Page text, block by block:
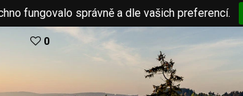
fungovalo správně a dle vašich preferencí.
0